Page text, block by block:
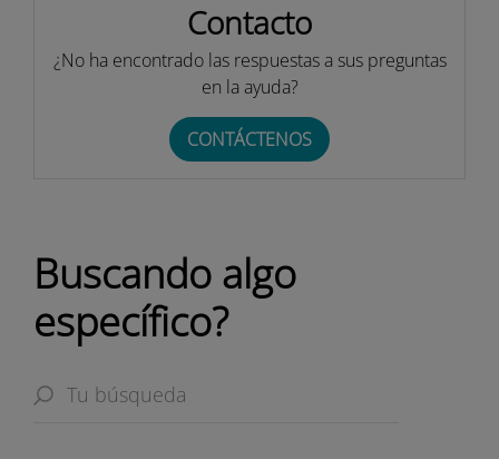
Contacto
¿No ha encontrado las respuestas a sus preguntas
en la ayuda?
CONTÁCTENOS
Buscando algo
específico?